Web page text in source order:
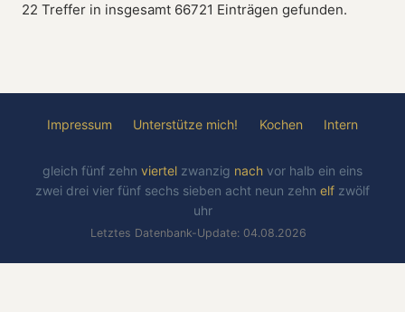
22 Treffer in insgesamt 66721 Einträgen gefunden.
Impressum Unterstütze mich! Kochen Intern
gleich fünf zehn viertel zwanzig nach vor halb ein eins
zwei drei vier fünf sechs sieben acht neun zehn elf zwölf
uhr
Letztes Datenbank-Update: 04.08.2026